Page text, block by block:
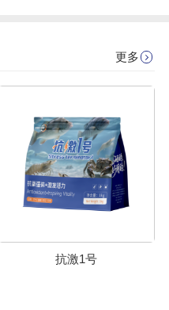
更多
抗激1号